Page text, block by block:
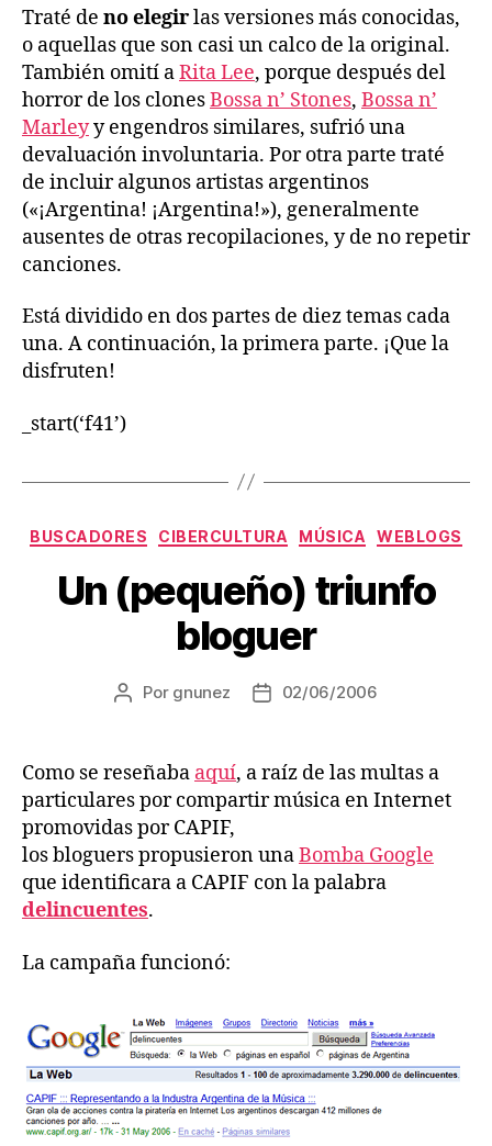
Traté de no elegirlas versiones más conocidas,
o aquellas que son casi un calco de la original.
También omití aRita Lee, porque después del
horror de los clonesBossa n’ Stones, Bossa n’
Marleyy engendros similares, sufrió una
devaluación involuntaria. Por otra parte traté
de incluir algunos artistas argentinos
(«¡Argentina! ¡Argentina!»), generalmente
ausentes de otras recopilaciones, y de no repetir
canciones.
Está dividido en dos partes de diez temas cada
una. A continuación, la primera parte. ¡Que la
disfruten!
_start(‘f41’)
Categorías
BUSCADORES CIBERCULTURA MÚSICA WEBLOGS
Un (pequeño) triunfo
bloguer
Autor
entrada
Por gnunez
Fecha
entrada
02/06/2006
Como se reseñaba aquí, a raíz de las multas a
particulares por compartir música en Internet
promovidas por CAPIF,
los bloguers propusieron unaBomba Google
que identificara a CAPIF con la palabra
delincuentes.
La campaña funcionó: